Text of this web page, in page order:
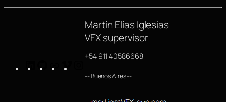
Martín Elías Iglesias
VFX supervisor
+54 911 40586668
-- Buenos Aires --